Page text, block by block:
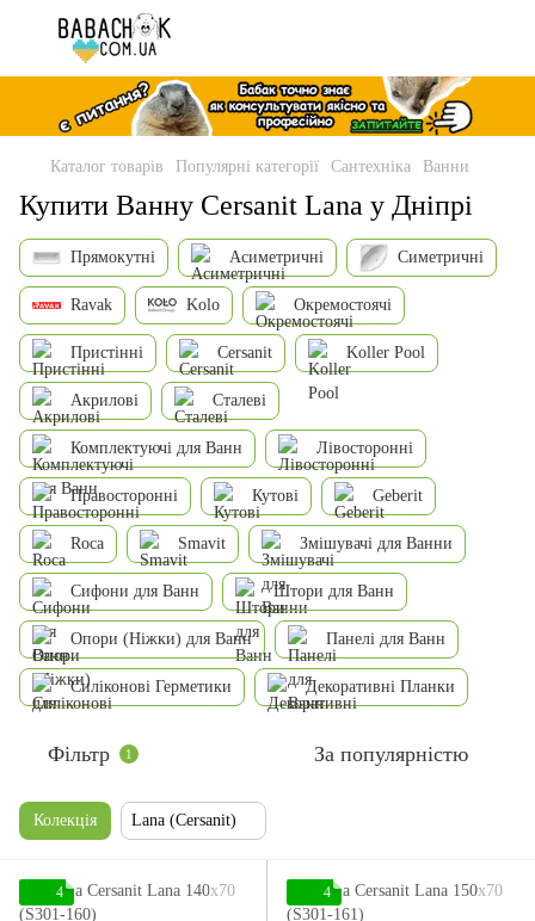
Каталог товарів Популярні категорії Сантехніка Ванни
Купити Ванну Cersanit Lana у Дніпрі
Прямокутні Асиметричні Симетричні
Ravak Kolo Окремостоячі
Пристінні Cersanit Koller Pool
Акрилові Сталеві
Комплектуючі для Ванн Лівосторонні
Правосторонні Кутові Geberit
Roca Smavit Змішувачі для Ванни
Сифони для Ванн Штори для Ванн
Опори (Ніжки) для Ванн Панелі для Ванн
Силіконові Герметики Декоративні Планки
Фільтр 1 За популярністю
Колекція Lana (Cersanit)
4 4